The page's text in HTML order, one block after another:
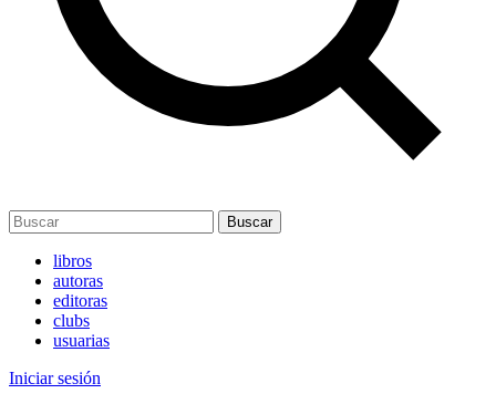
Buscar
libros
autoras
editoras
clubs
usuarias
Iniciar sesión